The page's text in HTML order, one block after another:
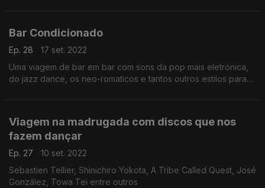
Bar Condicionado
Ep. 28
17 set. 2022
Uma viagem de bar em bar com sons da pop mais eletrónica,
do jazz dance, os neo-romaticos e tantos outros estilos para
Viagem na madrugada com discos que nos
fazem dançar
Ep. 27
10 set. 2022
Sebastien Tellier, Shinichiro Yokota, A Tribe Called Quest, José
González, Towa Tei entre outros